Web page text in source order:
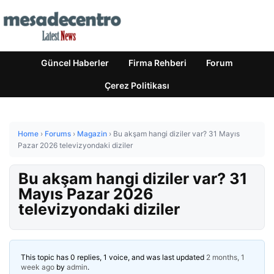
Güncel Haberler Firma Rehberi Forum
Çerez Politikası
Home › Forums › Magazin › Bu akşam hangi diziler var? 31 Mayıs
Pazar 2026 televizyondaki diziler
Bu akşam hangi diziler var? 31
Mayıs Pazar 2026
televizyondaki diziler
This topic has 0 replies, 1 voice, and was last updated 2 months, 1
week ago by admin.